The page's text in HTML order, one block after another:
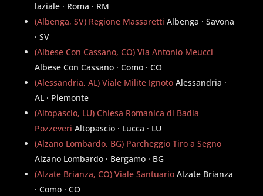
laziale · Roma · RM
(Albenga, SV) Regione Massaretti Albenga · Savona
· SV
(Albese Con Cassano, CO) Via Antonio Meucci
Albese Con Cassano · Como · CO
(Alessandria, AL) Viale Milite Ignoto Alessandria ·
AL · Piemonte
(Altopascio, LU) Chiesa Romanica di Badia
Pozzeveri Altopascio · Lucca · LU
(Alzano Lombardo, BG) Parcheggio Tiro a Segno
Alzano Lombardo · Bergamo · BG
(Alzate Brianza, CO) Viale Santuario Alzate Brianza
· Como · CO